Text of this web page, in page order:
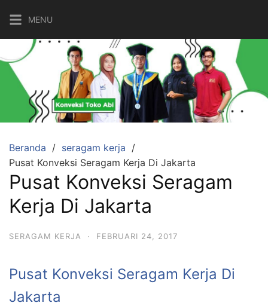
ke
konten
MENU
Beranda
seragam kerja
Pusat Konveksi Seragam Kerja Di Jakarta
Pusat Konveksi Seragam
Kerja Di Jakarta
SERAGAM KERJA · FEBRUARI 24, 2017
Pusat Konveksi Seragam Kerja Di
Jakarta